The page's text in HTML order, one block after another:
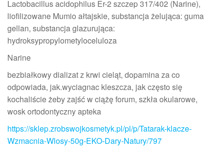
Lactobacillus acidophilus Er-2 szczep 317/402 (Narine),
liofilizowane Mumio ałtajskie, substancja żelująca: guma
gellan, substancja glazurująca:
hydroksypropylometyloceluloza
Narine
bezbiałkowy dializat z krwi cieląt, dopamina za co
odpowiada, jak.wyciagnac kleszcza, jak często się
kochaliście żeby zajść w ciążę forum, szkła okularowe,
wosk ortodontyczny apteka
https://sklep.zrobswojkosmetyk.pl/pl/p/Tatarak-klacze-
Wzmacnia-Wlosy-50g-EKO-Dary-Natury/797